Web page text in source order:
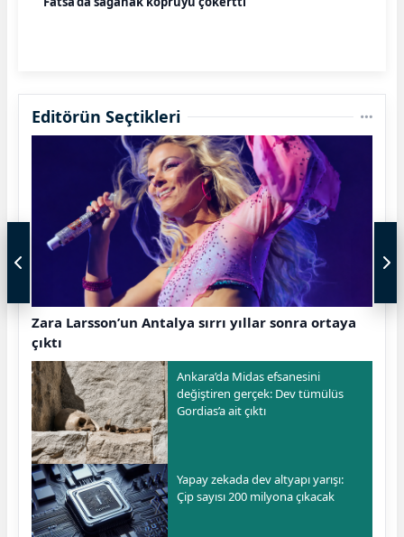
Editörün Seçtikleri
Zara Larsson’un Antalya sırrı yıllar sonra ortaya
çıktı
Ankara’da Midas efsanesini
değiştiren gerçek: Dev tümülüs
Gordias’a ait çıktı
Yapay zekada dev altyapı yarışı:
Çip sayısı 200 milyona çıkacak